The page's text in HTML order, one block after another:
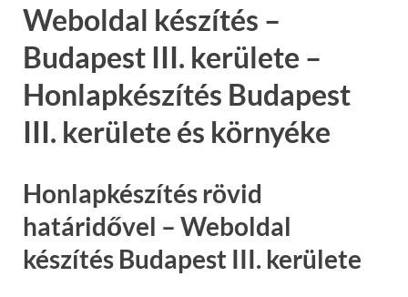
Weboldal készítés –
Budapest III. kerülete –
Honlapkészítés Budapest
III. kerülete és környéke
Honlapkészítés rövid
határidővel – Weboldal
készítés Budapest III. kerülete